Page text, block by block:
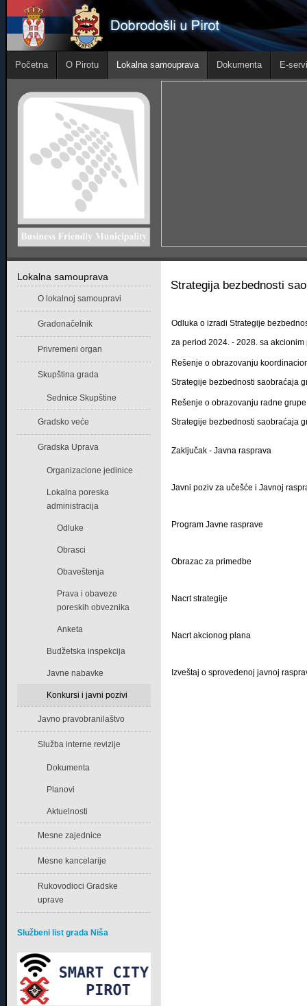
Početna O Pirotu Lokalna samouprava Dokumenta E-
Strategija bezbednosti
Odluka o izradi Strategije
za period 2024. - 2028. sa akcionim
Rešenje o obrazovanju
Strategije bezbednosti saobraćaja
Rešenje o obrazovanju radne
Strategije bezbednosti saobraćaja
Zaključak - Javna rasprava
Javni poziv za učešće i Javnoj
Program Javne rasprave
Obrazac za primedbe
Nacrt strategije
Nacrt akcionog plana
Izveštaj o sprovedenoj javnoj
Lokalna samouprava
O lokalnoj samoupravi
Gradonačelnik
Privremeni organ
Skupština grada
Sednice Skupštine
Gradsko veće
Gradska Uprava
Organizacione jedinice
Lokalna poreska
administracija
Odluke
Obrasci
Obaveštenja
Prava i obaveze
poreskih obveznika
Anketa
Budžetska inspekcija
Javne nabavke
Konkursi i javni pozivi
Javno pravobranilaštvo
Služba interne revizije
Dokumenta
Planovi
Aktuelnosti
Mesne zajednice
Mesne kancelarije
Rukovodioci Gradske
uprave
Službeni list grada Niša